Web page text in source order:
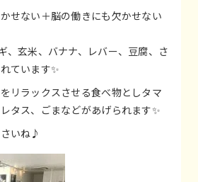
せない＋脳の働きにも欠かせない
、玄米、バナナ、レバー、豆腐、さ
ています✨
リラックスさせる食べ物としタマ
タス、ごまなどがあげられます✨
いね♪